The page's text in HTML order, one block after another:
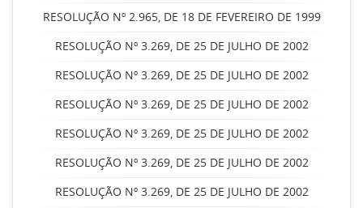
RESOLUÇÃO Nº 2.965, DE 18 DE FEVEREIRO DE 1999
RESOLUÇÃO Nº 3.269, DE 25 DE JULHO DE 2002
RESOLUÇÃO Nº 3.269, DE 25 DE JULHO DE 2002
RESOLUÇÃO Nº 3.269, DE 25 DE JULHO DE 2002
RESOLUÇÃO Nº 3.269, DE 25 DE JULHO DE 2002
RESOLUÇÃO Nº 3.269, DE 25 DE JULHO DE 2002
RESOLUÇÃO Nº 3.269, DE 25 DE JULHO DE 2002